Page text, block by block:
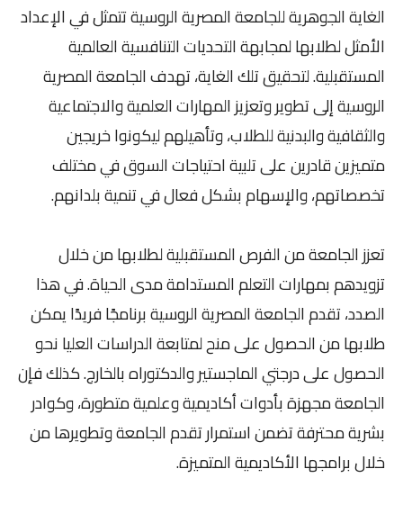
الغاية الجوهرية للجامعة المصرية الروسية تتمثل في الإعداد
الأمثل لطلابها لمجابهة التحديات التنافسية العالمية
المستقبلية. لتحقيق تلك الغاية، تهدف الجامعة المصرية
الروسية إلى تطوير وتعزيز المهارات العلمية والاجتماعية
والثقافية والبدنية للطلاب، وتأهيلهم ليكونوا خريجين
متميزين قادرين على تلبية احتياجات السوق في مختلف
تخصصاتهم، والإسهام بشكل فعال في تنمية بلدانهم.
تعزز الجامعة من الفرص المستقبلية لطلابها من خلال
تزويدهم بمهارات التعلم المستدامة مدى الحياة. في هذا
الصدد، تقدم الجامعة المصرية الروسية برنامجًا فريدًا يمكن
طلابها من الحصول على منح لمتابعة الدراسات العليا نحو
الحصول على درجتي الماجستير والدكتوراه بالخارج. كذلك فإن
الجامعة مجهزة بأدوات أكاديمية وعلمية متطورة، وكوادر
بشرية محترفة تضمن استمرار تقدم الجامعة وتطويرها من
خلال برامجها الأكاديمية المتميزة.